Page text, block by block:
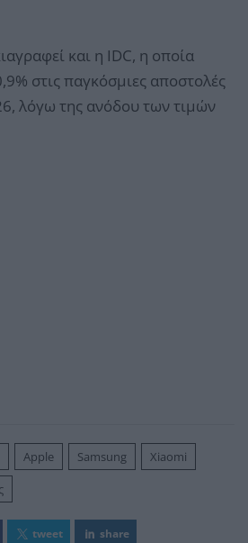
και η IDC, η οποία
στις παγκόσμιες αποστολές
λόγω της ανόδου των τιμών
Apple Samsung
Xiaomi
tweet share